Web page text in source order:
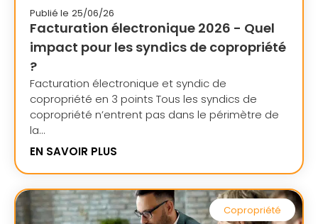
Publié le 25/06/26
Facturation électronique 2026 - Quel
impact pour les syndics de copropriété
?
Facturation électronique et syndic de
copropriété en 3 points Tous les syndics de
copropriété n’entrent pas dans le périmètre de
la...
EN SAVOIR PLUS
Copropriété